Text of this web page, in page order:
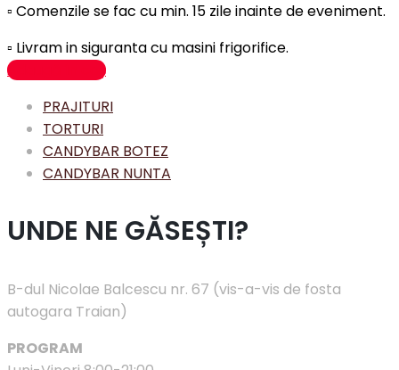
▫️ Comenzile se fac cu min. 15 zile inainte de eveniment.
▫️ Livram in siguranta cu masini frigorifice.
Adaugă în coș
PRAJITURI
TORTURI
CANDYBAR BOTEZ
CANDYBAR NUNTA
UNDE NE GĂSEȘTI?
B-dul Nicolae Balcescu nr. 67 (vis-a-vis de fosta
autogara Traian)
PROGRAM